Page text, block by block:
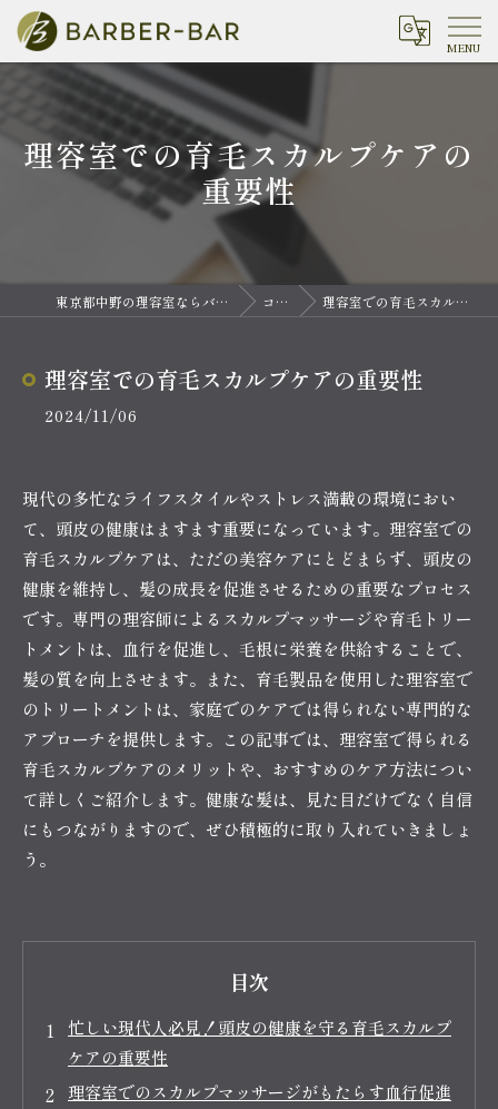
理容室での育毛スカルプケアの
重要性
東京都中野の理容室ならバーバーバー 中野 コラム 理容室での育毛スカルプケアの重要性
理容室での育毛スカルプケアの重要性
2024/11/06
現代の多忙なライフスタイルやストレス満載の環境におい
て、頭皮の健康はますます重要になっています。理容室での
育毛スカルプケアは、ただの美容ケアにとどまらず、頭皮の
健康を維持し、髪の成長を促進させるための重要なプロセス
です。専門の理容師によるスカルプマッサージや育毛トリー
トメントは、血行を促進し、毛根に栄養を供給することで、
髪の質を向上させます。また、育毛製品を使用した理容室で
のトリートメントは、家庭でのケアでは得られない専門的な
アプローチを提供します。この記事では、理容室で得られる
育毛スカルプケアのメリットや、おすすめのケア方法につい
て詳しくご紹介します。健康な髪は、見た目だけでなく自信
にもつながりますので、ぜひ積極的に取り入れていきましょ
う。
目次
忙しい現代人必見！頭皮の健康を守る育毛スカルプ
ケアの重要性
理容室でのスカルプマッサージがもたらす血行促進